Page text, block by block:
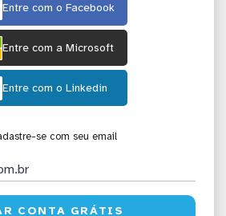
Entre com o Facebook
Entre com a Microsoft
Entre com o Linkedin
se com seu email